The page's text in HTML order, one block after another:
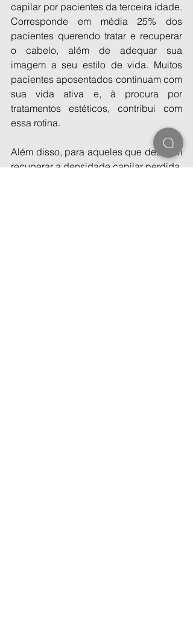
capilar por pacientes da terceira idade.
Corresponde em média 25% dos
pacientes querendo tratar e recuperar
o cabelo, além de adequar sua
imagem a seu estilo de vida. Muitos
pacientes aposentados continuam com
sua vida ativa e, à procura por
tratamentos estéticos, contribui com
essa rotina.
Além disso, para aqueles que desejam
recuperar a densidade capilar perdida,